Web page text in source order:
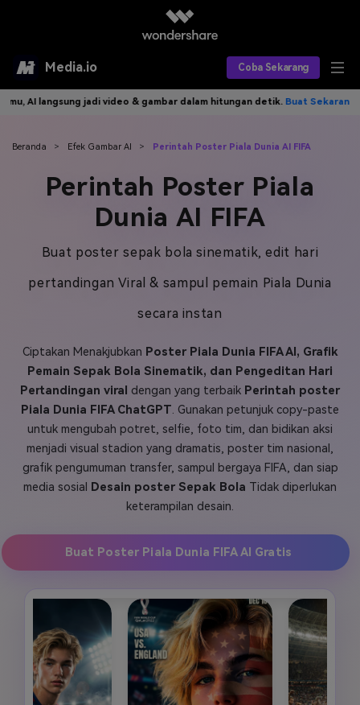
Media.io Coba Sekarang
Alat AI
AI Video
AI Gambar
Model AI yang Didukung
Produk AI
Asisten Video AI
Editor Video AI
Editor Gambar AI
Editor Audio AI
Efek AI
Efek Video
Efek Foto
FAQs Hubungi Kami
Tips & Tutorial AI
Postingan Terbaru
Harga
Berkreasi dengan AI
jadi video & gambar dalam hitungan detik.Buat Sekarang>>
Beranda > Efek Gambar AI > Perintah Poster Piala Dunia AI FIFA
Perintah Poster Piala
Dunia AI FIFA
Buat poster sepak bola sinematik, edit hari
pertandingan Viral & sampul pemain Piala Dunia
secara instan
Ciptakan Menakjubkan Poster Piala Dunia FIFA AI, Grafik
Pemain Sepak Bola Sinematik, dan Pengeditan Hari
Pertandingan viral dengan yang terbaik Perintah poster
Piala Dunia FIFA ChatGPT. Gunakan petunjuk copy-paste
untuk mengubah potret, selfie, foto tim, dan bidikan aksi
menjadi visual stadion yang dramatis, poster tim nasional,
grafik pengumuman transfer, sampul bergaya FIFA, dan siap
media sosial
Desain poster Sepak Bola Tidak diperlukan
keterampilan desain.
Buat Poster Piala Dunia FIFA AI Gratis